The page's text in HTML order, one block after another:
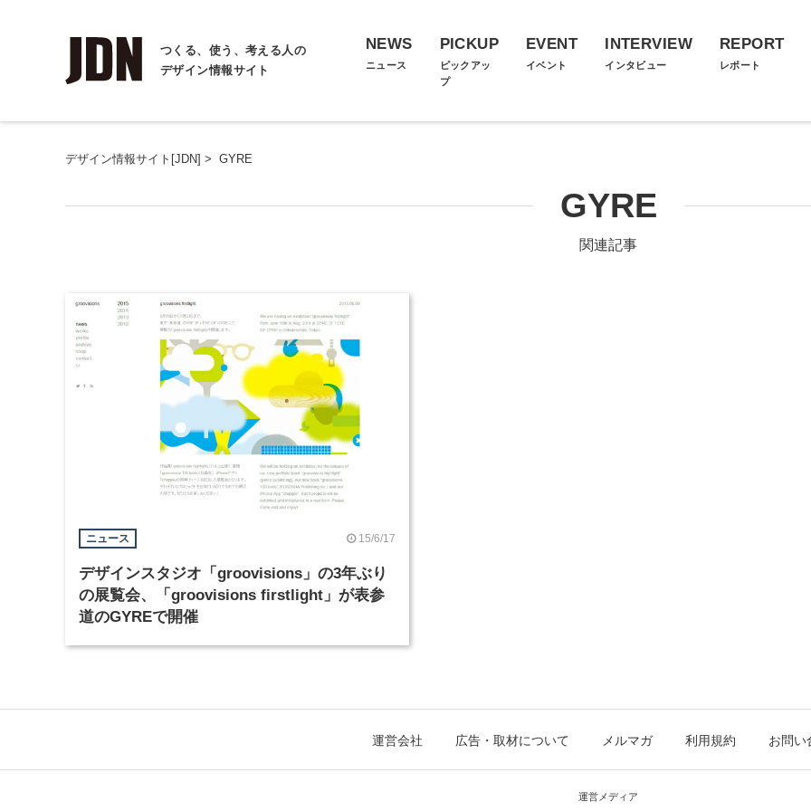
つくる、使う、考える人の
デザイン情報サイト
NEWS
ニュース
PICKUP
ピックアッ
プ
EVENT
イベント
INTERVIEW
インタビュー
REPORT
レポート
デザイン情報サイト[JDN] > GYRE
GYRE
関連記事
ニュース 15/6/17
デザインスタジオ「groovisions」の3年ぶり
の展覧会、「groovisions firstlight」が表参
道のGYREで開催
運営会社 広告・取材について メルマガ 利用規約 お問い
運営メディア